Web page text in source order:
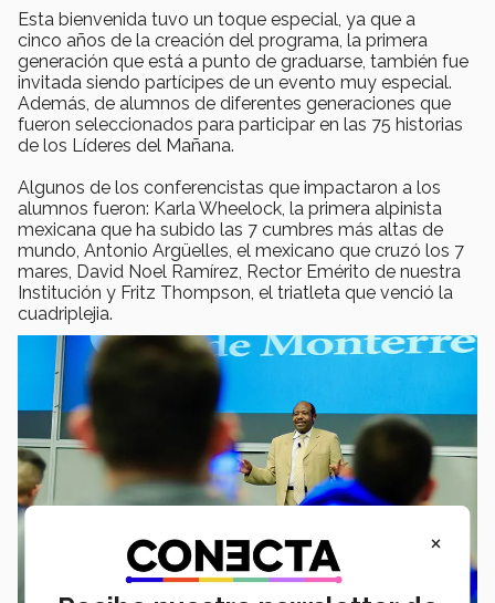
Esta bienvenida tuvo un toque especial, ya que a
cinco años de la creación del programa, la primera
generación que está a punto de graduarse, también fue
invitada siendo partícipes de un evento muy especial.
Además, de alumnos de diferentes generaciones que
fueron seleccionados para participar en las 75 historias
de los Líderes del Mañana.
Algunos de los conferencistas que impactaron a los
alumnos fueron: Karla Wheelock, la primera alpinista
mexicana que ha subido las 7 cumbres más altas de
mundo, Antonio Argüelles, el mexicano que cruzó los 7
mares, David Noel Ramírez, Rector Emérito de nuestra
Institución y Fritz Thompson, el triatleta que venció la
cuadriplejia.
×